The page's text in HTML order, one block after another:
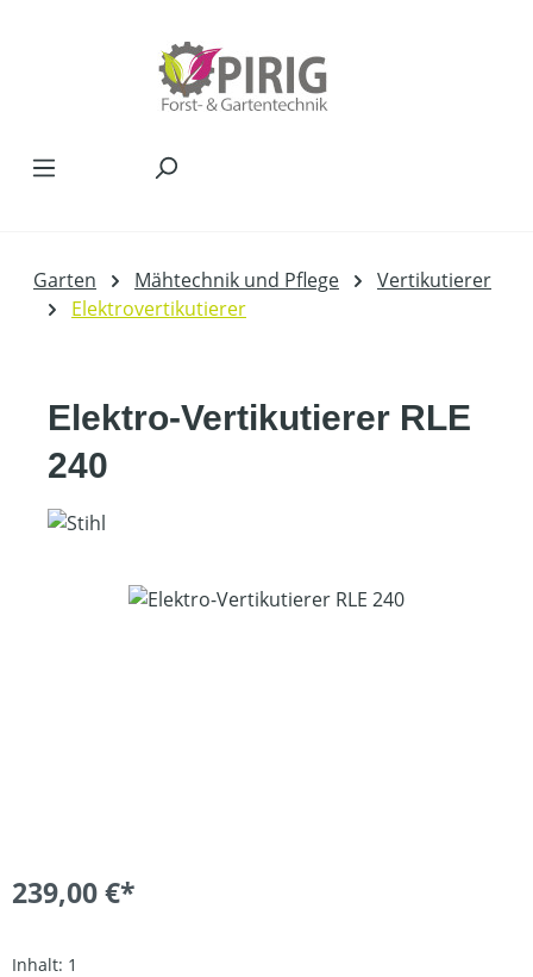
Garten Mähtechnik und Pflege
Vertikutierer
Elektrovertikutierer
Elektro-Vertikutierer RLE
240
Bildergalerie überspringen
239,00 €*
Inhalt: 1